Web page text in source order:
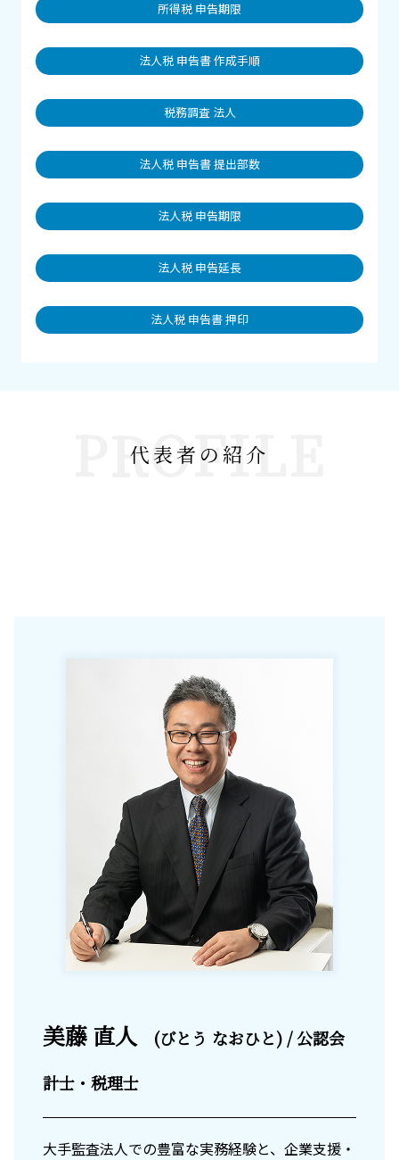
所得税 申告期限
法人税 申告書 作成手順
税務調査 法人
法人税 申告書 提出部数
法人税 申告期限
法人税 申告延長
法人税 申告書 押印
PROFILE
代表者の紹介
美藤 直人
(びとう なおひと) / 公認会
計士・税理士
大手監査法人での豊富な実務経験と、企業支援・